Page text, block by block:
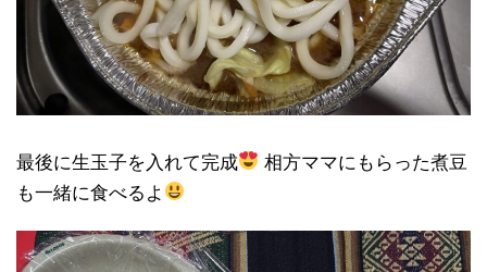
最後に生玉子を入れて完成
相方ママにもらった煮豆
も一緒に食べるよ